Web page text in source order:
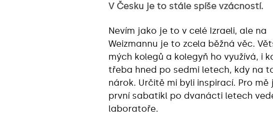
V Česku je to stále spíše vzácností.
Nevím jako je to v celé Izraeli, ale na
Weizmannu je to zcela běžná věc.
mých kolegů a kolegyň ho využívá, i
třeba hned po sedmi letech, kdy na
nárok. Určitě mi byli inspirací. Pro mě
první sabatikl po dvanácti letech
laboratoře.